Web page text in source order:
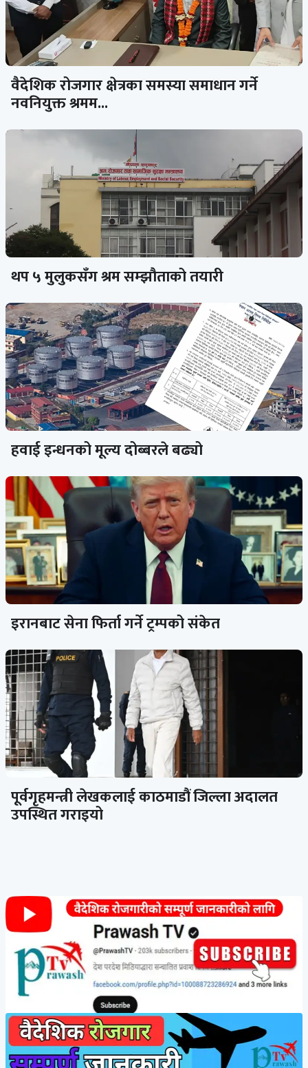
वैदेशिक रोजगार क्षेत्रका समस्या समाधान गर्ने
नवनियुक्त श्रमम...
थप ५ मुलुकसँग श्रम सम्झौताको तयारी
हवाई इन्धनको मूल्य दोब्बरले बढ्यो
इरानबाट सेना फिर्ता गर्ने ट्रम्पको संकेत
पूर्वगृहमन्त्री लेखकलाई काठमाडौं जिल्ला अदालत
उपस्थित गराइयो